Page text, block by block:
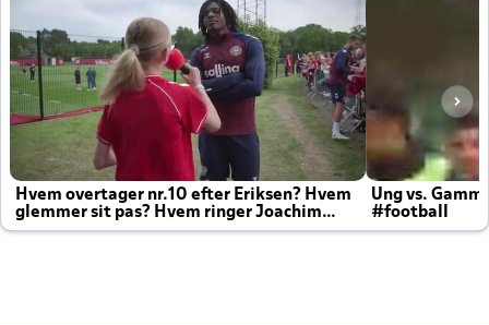
Hvem overtager nr.10 efter Eriksen? Hvem
glemmer sit pas? Hvem ringer Joachim
altid til efter kampe?
Ung vs.
#football